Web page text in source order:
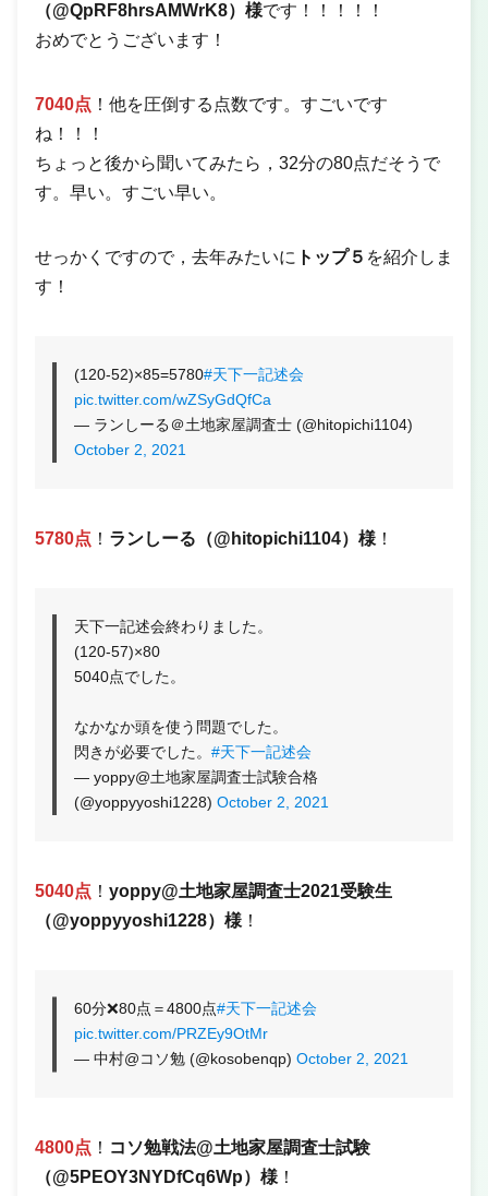
（@QpRF8hrsAMWrK8）様です！！！！！
おめでとうございます！
7040点 ！他を圧倒する点数です。すごいです
ね！！！
ちょっと後から聞いてみたら，32分の80点だそうで
す。早い。すごい早い。
せっかくですので，去年みたいに トップ５ を紹介しま
す！
(120-52)×85=5780#天下一記述会
pic.twitter.com/wZSyGdQfCa
— ランしーる＠土地家屋調査士 (@hitopichi1104)
October 2, 2021
5780点 ！ ランしーる（@hitopichi1104）様 ！
天下一記述会終わりました。
(120-57)×80
5040点でした。
なかなか頭を使う問題でした。
閃きが必要でした。 #天下一記述会
— yoppy@土地家屋調査士試験合格
(@yoppyyoshi1228) October 2, 2021
5040点 ！ yoppy@土地家屋調査士2021受験生
（@yoppyyoshi1228）様 ！
60分❌80点＝4800点#天下一記述会
pic.twitter.com/PRZEy9OtMr
— 中村@コソ勉 (@kosobenqp) October 2, 2021
4800点 ！ コソ勉戦法@土地家屋調査士試験
（@5PEOY3NYDfCq6Wp）様 ！